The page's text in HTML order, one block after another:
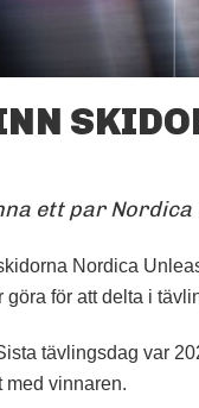
ett par Nordica
Nordica
för att delta i
tävlingsdag var
med vinnaren.